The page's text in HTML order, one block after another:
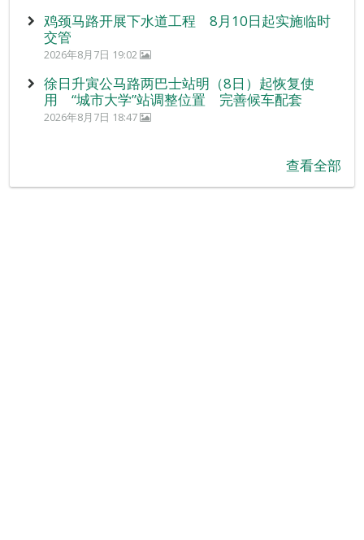
鸡颈马路开展下水道工程 8月10日起实施临时
交管
2026年8月7日 19:02
徐日升寅公马路两巴士站明（8日）起恢复使
用 “城市大学”站调整位置 完善候车配套
2026年8月7日 18:47
查看全部